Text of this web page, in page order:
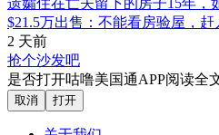
$21.5万出售：不能看房验屋，
2 天前
抢个沙发吧
是否打开咕噜美国通APP阅读全
取消 打开